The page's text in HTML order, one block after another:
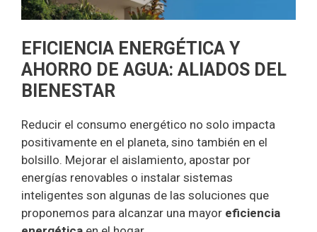
EFICIENCIA ENERGÉTICA Y
AHORRO DE AGUA: ALIADOS DEL
BIENESTAR
Reducir el consumo energético no solo impacta
positivamente en el planeta, sino también en el
bolsillo. Mejorar el aislamiento, apostar por
energías renovables o instalar sistemas
inteligentes son algunas de las soluciones que
proponemos para alcanzar una mayor eficiencia